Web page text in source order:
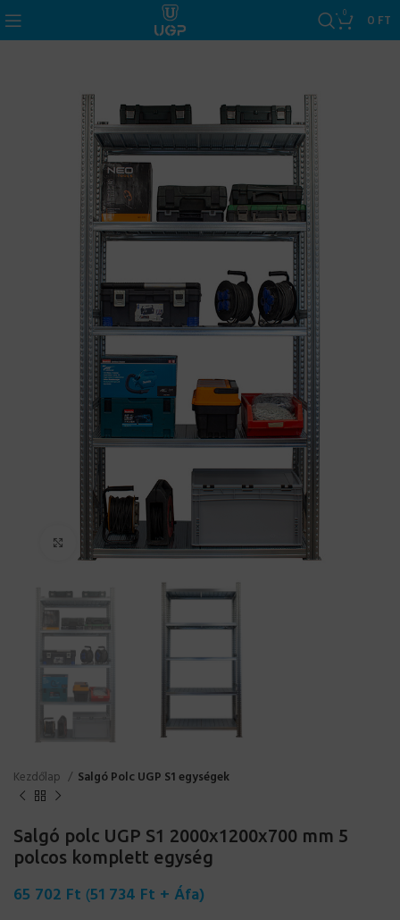
0 0 FT
Click to enlarge
Kezdőlap Salgó Polc UGP S1 egységek
Salgó polc UGP S1 2000x1200x700 mm 5
polcos komplett egység
65 702 Ft (51 734 Ft + Áfa)